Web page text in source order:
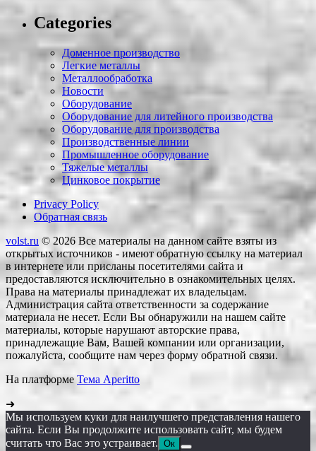
Categories
Доменное производство
Легкие металлы
Металлообработка
Новости
Оборудование
Оборудование для литейного производства
Оборудование для производства
Производственные линии
Промышленное оборудование
Тяжелые металлы
Цинковое покрытие
Privacy Policy
Обратная связь
volst.ru © 2026 Все материалы на данном сайте взяты из
открытых источников - имеют обратную ссылку на материал
в интернете или присланы посетителями сайта и
предоставляются исключительно в ознакомительных целях.
Права на материалы принадлежат их владельцам.
Администрация сайта ответственности за содержание
материала не несет. Если Вы обнаружили на нашем сайте
материалы, которые нарушают авторские права,
принадлежащие Вам, Вашей компании или организации,
пожалуйста, сообщите нам через форму обратной связи.
На платформе Тема Aperitto
➜
Мы используем куки для наилучшего представления нашего
сайта. Если Вы продолжите использовать сайт, мы будем
считать что Вас это устраивает. Ок